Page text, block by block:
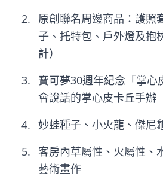
原創聯名周邊商品：護照
子、托特包、戶外燈及抱
計）
寶可夢30週年紀念「掌心
會說話的掌心皮卡丘手辦
妙蛙種子、小火龍、傑尼
客房內草屬性、火屬性、
藝術畫作